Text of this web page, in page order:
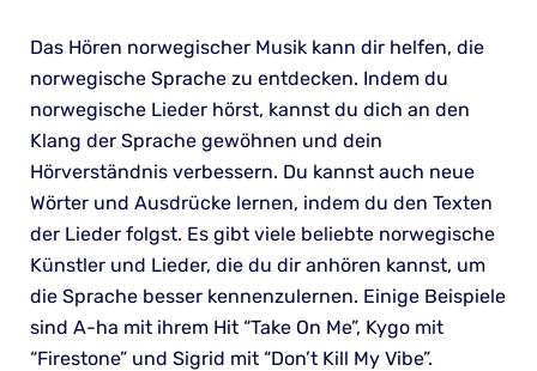
Das Hören norwegischer Musik kann dir helfen, die
norwegische Sprache zu entdecken. Indem du
norwegische Lieder hörst, kannst du dich an den
Klang der Sprache gewöhnen und dein
Hörverständnis verbessern. Du kannst auch neue
Wörter und Ausdrücke lernen, indem du den Texten
der Lieder folgst. Es gibt viele beliebte norwegische
Künstler und Lieder, die du dir anhören kannst, um
die Sprache besser kennenzulernen. Einige Beispiele
sind A-ha mit ihrem Hit “Take On Me”, Kygo mit
“Firestone” und Sigrid mit “Don’t Kill My Vibe”.